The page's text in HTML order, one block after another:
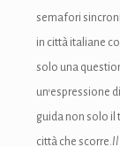
semafori
in città italiane
solo una
un’espressione
guida non solo il
città che scorre.Il